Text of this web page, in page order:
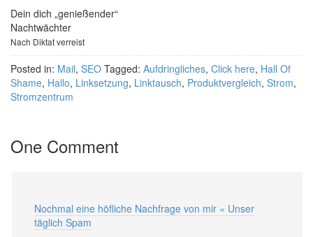
Dein dich „genießender“
Nachtwächter
Nach Diktat verreist
Posted in: Mail, SEO Tagged: Aufdringliches, Click here, Hall Of
Shame, Hallo, Linksetzung, Linktausch, Produktvergleich, Strom,
Stromzentrum
One Comment
Nochmal eine höfliche Nachfrage von mir « Unser
täglich Spam